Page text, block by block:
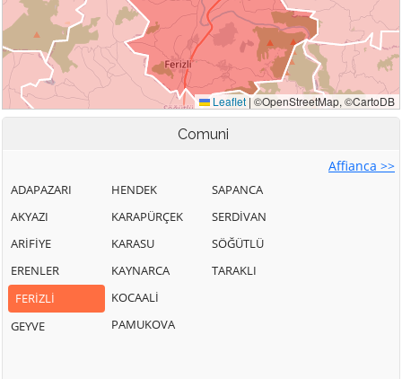
Comuni
Affianca >>
ADAPAZARI
AKYAZI
ARİFİYE
ERENLER
FERİZLİ
GEYVE
HENDEK
KARAPÜRÇEK
KARASU
KAYNARCA
KOCAALİ
PAMUKOVA
SAPANCA
SERDİVAN
SÖĞÜTLÜ
TARAKLI